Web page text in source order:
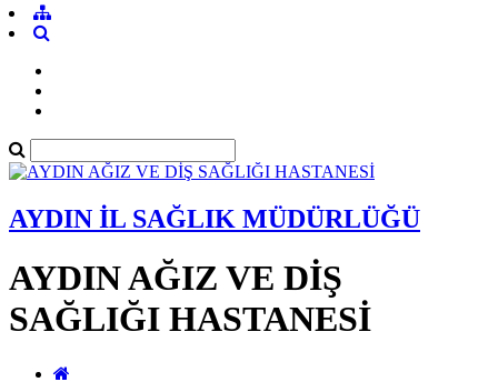
AYDIN İL SAĞLIK MÜDÜRLÜĞÜ
AYDIN AĞIZ VE DİŞ
SAĞLIĞI HASTANESİ